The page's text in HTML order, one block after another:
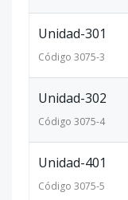
Unidad-301
Código 3075-3
Unidad-302
Código 3075-4
Unidad-401
Código 3075-5